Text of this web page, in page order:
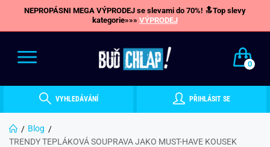
NEPROPÁSNI MEGA VÝPRODEJ se slevami do 70%! 🔝Top slevy
kategorie»»» VÝPRODEJ
0
VYHLEDÁVÁNÍ PŘIHLÁSIT SE
Blog
TRENDY TEPLÁKOVÁ SOUPRAVA JAKO MUST-HAVE KOUSEK